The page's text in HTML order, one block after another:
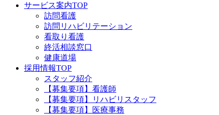
サービス案内TOP
訪問看護
訪問リハビリテーション
看取り看護
終活相談窓口
健康道場
採用情報TOP
スタッフ紹介
【募集要項】看護師
【募集要項】リハビリスタッフ
【募集要項】医療事務